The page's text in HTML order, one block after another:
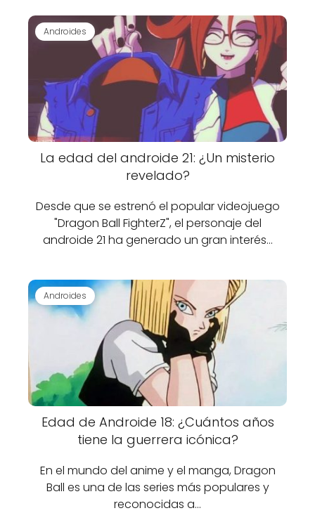
Androides
La edad del androide 21: ¿Un misterio
revelado?
Desde que se estrenó el popular videojuego
"Dragon Ball FighterZ", el personaje del
androide 21 ha generado un gran interés…
Androides
Edad de Androide 18: ¿Cuántos años
tiene la guerrera icónica?
En el mundo del anime y el manga, Dragon
Ball es una de las series más populares y
reconocidas a…